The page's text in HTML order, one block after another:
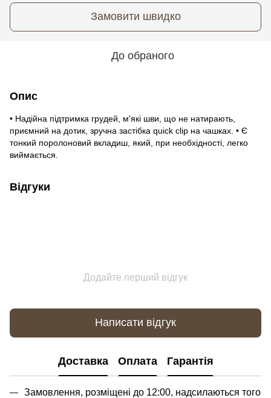
Замовити швидко
До обраного
Опис
• Надійна підтримка грудей, м'які шви, що не натирають,
приємний на дотик, зручна застібка quick clip на чашках. • Є
тонкий поролоновий вкладиш, який, при необхідності, легко
виймається.
Відгуки
Додайте перший відгук
Написати відгук
Доставка Оплата Гарантія
Замовлення, розміщені до 12:00, надсилаються того